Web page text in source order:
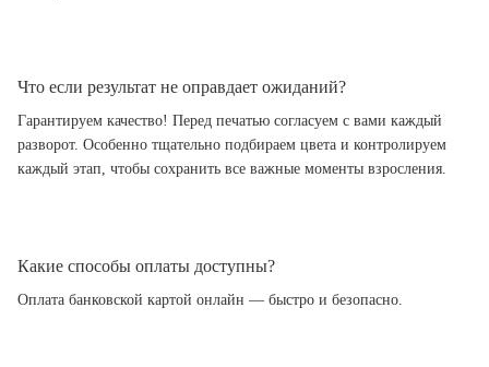
Что если результат не оправдает ожиданий?
Гарантируем качество! Перед печатью согласуем с вами каждый
разворот. Особенно тщательно подбираем цвета и контролируем
каждый этап, чтобы сохранить все важные моменты взросления.
Какие способы оплаты доступны?
Оплата банковской картой онлайн — быстро и безопасно.